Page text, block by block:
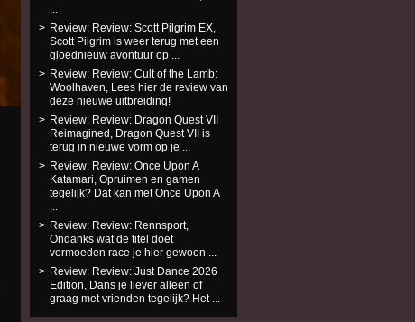
...
Review: Review: Scott Pilgrim EX,
Scott Pilgrim is weer terug met een
gloednieuw avontuur op ...
Review: Review: Cult of the Lamb:
Woolhaven, Lees hier de review van
deze nieuwe uitbreiding!
Review: Review: Dragon Quest VII
Reimagined, Dragon Quest VII is
terug in nieuwe vorm op je ...
Review: Review: Once Upon A
Katamari, Opruimen en gamen
tegelijk? Dat kan met Once Upon A
...
Review: Review: Rennsport,
Ondanks wat de titel doet
vermoeden race je hier gewoon ...
Review: Review: Just Dance 2026
Edition, Dans je liever alleen of
graag met vrienden tegelijk? Het ...